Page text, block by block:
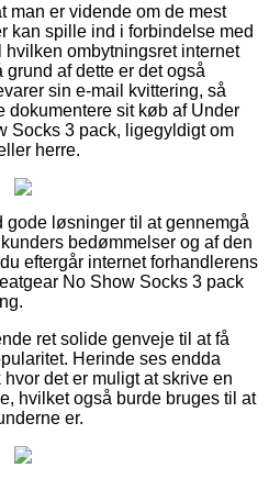
man er vidende om de mest
kan spille ind i forbindelse med
ombytningsret internet
af dette er det også
sin e-mail kvittering, så
dokumentere sit køb af Under
Socks 3 pack, ligegyldigt om
herre.
gode løsninger til at gennemgå
bedømmelser og af den
eftergår internet forhandlerens
No Show Socks 3 pack
ret solide genveje til at få
Herinde ses endda
det er muligt at skrive en
hvilket også burde bruges til at
er.